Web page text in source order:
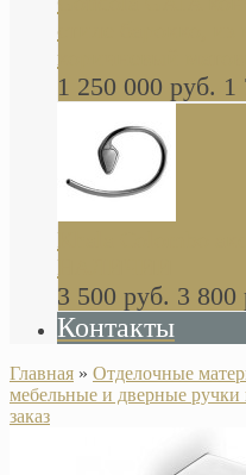
стиле барокко, из
коричневый
1 250 000 руб. 1
Khala Colombo
НАЛИЧИИ
3 500 руб. 3 800
Контакты
Главная » Отделочные
мебельные и дверные ручки
заказ